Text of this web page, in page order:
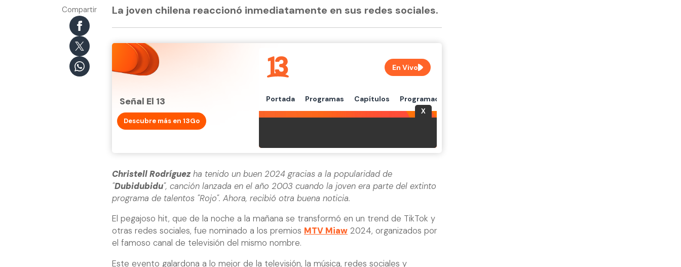
Compartir La joven chilena reaccionó inmediatamente en sus redes sociales.
Señal El 13
Descubre más en 13Go
Christell Rodríguezha tenido un buen 2024 gracias a la popularidad de
"Dubidubidu", canción lanzada en el año 2003 cuando la joven era parte del extinto
programa de talentos "Rojo". Ahora, recibió otra buena noticia.
El pegajoso hit, que de la noche a la mañana se transformó en un trend de TikTok y
otras redes sociales, fue nominado a los premios MTV Miaw 2024, organizados por
el famoso canal de televisión del mismo nombre.
Este evento galardona a lo mejor de la televisión, la música, redes sociales y